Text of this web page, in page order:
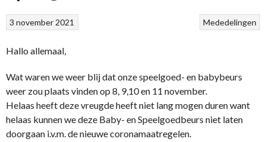
Mededelingen
3 november 2021
Hallo allemaal,
Wat waren we weer blij dat onze speelgoed- en babybeurs
weer zou plaats vinden op 8, 9,10 en 11 november.
Helaas heeft deze vreugde heeft niet lang mogen duren want
helaas kunnen we deze Baby- en Speelgoedbeurs niet laten
doorgaan i.v.m. de nieuwe coronamaatregelen.